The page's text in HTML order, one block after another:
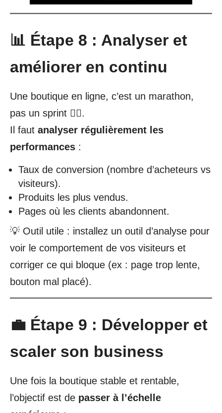
📊 Étape 8 : Analyser et
améliorer en continu
Une boutique en ligne, c’est un marathon,
pas un sprint 🏃‍♂️.
Il faut analyser régulièrement les
performances :
Taux de conversion (nombre d’acheteurs vs
visiteurs).
Produits les plus vendus.
Pages où les clients abandonnent.
💡 Outil utile : installez un outil d’analyse pour
voir le comportement de vos visiteurs et
corriger ce qui bloque (ex : page trop lente,
bouton mal placé).
💼 Étape 9 : Développer et
scaler son business
Une fois la boutique stable et rentable,
l’objectif est de passer à l’échelle